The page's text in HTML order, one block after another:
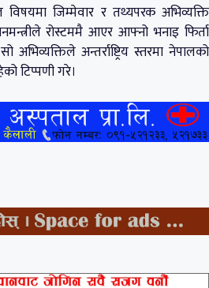
जिम्मेवार र तथ्यपरक अभिव्यक्ति
रोस्टममै आएर आफ्नो भनाइ फिर्ता
अन्तर्राष्ट्रिय स्तरमा नेपालको
टिप्पणी गरे।